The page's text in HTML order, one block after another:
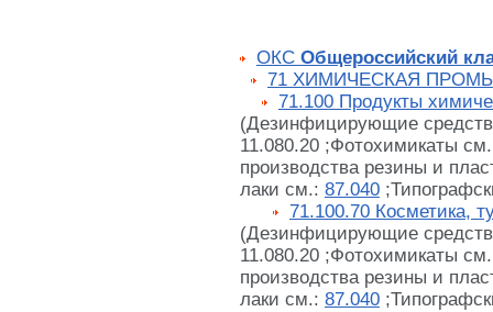
ОКС Общероссийский
71 ХИМИЧЕСКАЯ
71.100 Продукты
(Дезинфицирующие
11.080.20 ;Фотохимикаты
производства резины и
лаки см.: 87.040
71.100.70 Косметика,
(Дезинфицирующие
11.080.20 ;Фотохимикаты
производства резины и
лаки см.: 87.040